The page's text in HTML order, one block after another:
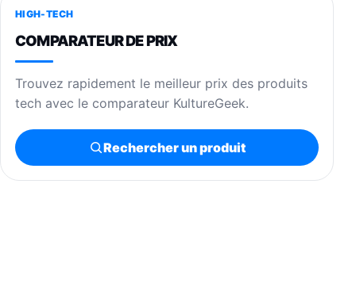
HIGH-TECH
COMPARATEUR DE PRIX
Trouvez rapidement le meilleur prix des produits
tech avec le comparateur KultureGeek.
Rechercher un produit